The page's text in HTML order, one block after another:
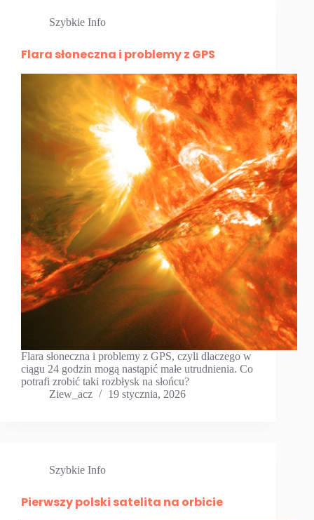
Szybkie Info
Flara słoneczna i problemy z GPS
Flara słoneczna i problemy z GPS, czyli dlaczego w
ciągu 24 godzin mogą nastąpić małe utrudnienia. Co
potrafi zrobić taki rozbłysk na słońcu?
Ziew_acz
19 stycznia, 2026
Szybkie Info
Pierwszy polski satelita na orbicie